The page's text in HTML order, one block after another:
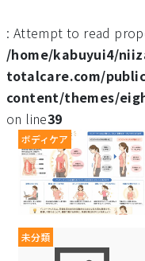
: Attempt to read
/home/kabuyui4/
totalcare.com/
content/themes/
on line39
ボディケア
未分類